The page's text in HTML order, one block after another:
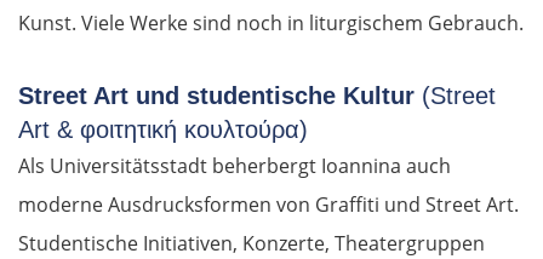
Kunst. Viele Werke sind noch in liturgischem Gebrauch.
Street Art und studentische Kultur (Street
Art & φοιτητική κουλτούρα)
Als Universitätsstadt beherbergt Ioannina auch
moderne Ausdrucksformen von Graffiti und Street Art.
Studentische Initiativen, Konzerte, Theatergruppen